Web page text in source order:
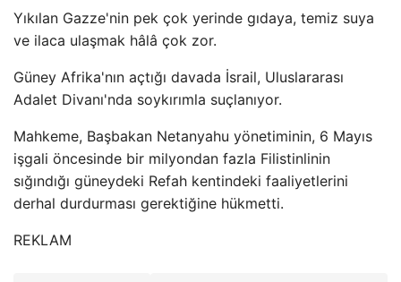
Yıkılan Gazze'nin pek çok yerinde gıdaya, temiz suya
ve ilaca ulaşmak hâlâ çok zor.
Güney Afrika'nın açtığı davada İsrail, Uluslararası
Adalet Divanı'nda soykırımla suçlanıyor.
Mahkeme, Başbakan Netanyahu yönetiminin, 6 Mayıs
işgali öncesinde bir milyondan fazla Filistinlinin
sığındığı güneydeki Refah kentindeki faaliyetlerini
derhal durdurması gerektiğine hükmetti.
REKLAM